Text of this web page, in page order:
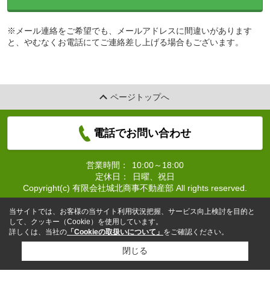
※メール連絡をご希望でも、メールアドレスに間違いがあります
と、やむなくお電話にてご連絡差し上げる場合もございます。
ページトップへ
電話でお問い合わせ
営業時間：
10:00～18:00
定休日：
日曜、祝日
Copyright(c) 有限会社城北商事不動産部 All rights reserved.
当サイトでは、お客様の当サイト利用状況把握、サービス向上検討を目的と
して、クッキー（Cookie）を使用しています。
詳しくは、当社の 「Cookieの取扱いについて」 をご確認ください。
閉じる